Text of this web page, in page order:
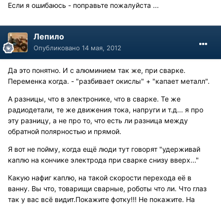
Если я ошибаюсь - поправьте пожалуйста ...
Лепило
Опубликовано 14 мая, 2012
Да это понятно. И с алюминием так же, при сварке.
Переменка когда. - "разбивает окислы" + "капает металл".
А разницы, что в электронике, что в сварке. Те же
радиодетали, те же движения тока, напруги и т.д... я про
эту разницу, а не про то, что есть ли разница между
обратной полярностью и прямой.
Я вот не пойму, когда ещё люди тут говорят "удерживай
каплю на кончике электрода при сварке снизу вверх..."
Какую нафиг каплю, на такой скорости перехода её в
ванну. Вы что, товарищи сварные, роботы что ли. Что глаз
так у вас всё видит.Покажите фотку!!! Не покажите. На